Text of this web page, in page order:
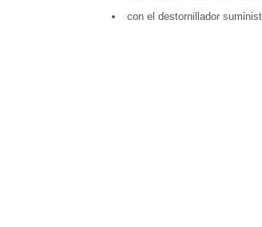
con el destornillador